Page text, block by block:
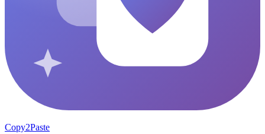
Copy2Paste